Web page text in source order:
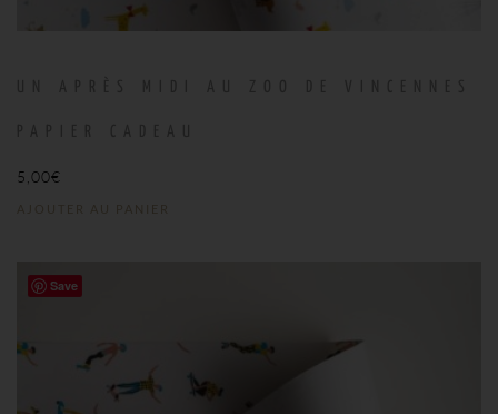
5,00€
AJOUTER AU PANIER
Save